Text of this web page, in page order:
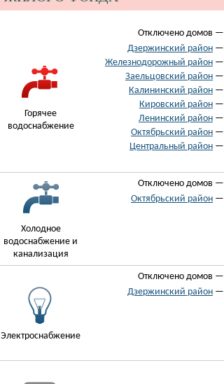
Горячее
водоснабжение
Отключено домов —
Дзержинский район —
Железнодорожный район —
Заельцовский район —
Калининский район —
Кировский район —
Ленинский район —
Октябрьский район —
Центральный район —
Холодное
водоснабжение и
канализация
Отключено домов —
Октябрьский район —
Электроснабжение
Отключено домов —
Дзержинский район —